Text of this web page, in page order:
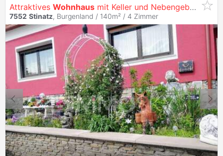
Attraktives Wohnhaus mit Keller und Nebengebäude! Sackgasse!
7552 Stinatz, Burgenland / 140m² / 4 Zimmer